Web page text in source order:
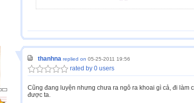
thanhna replied on 05-25-2011 19:56
rated by 0 users
Cũng đang luyện nhưng chưa ra ngô ra khoai gì cả, đi làm
được ta.